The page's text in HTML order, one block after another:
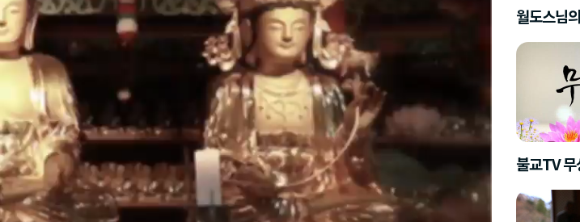
월도스님
불교TV